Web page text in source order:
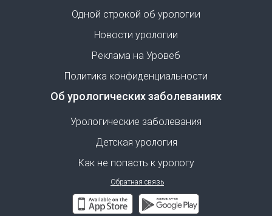
Одной строкой об урологии
Новости урологии
Реклама на Уровеб
Политика конфиденциальности
Об урологических заболеваниях
Урологические заболевания
Детская урология
Как не попасть к урологу
Обратная связь